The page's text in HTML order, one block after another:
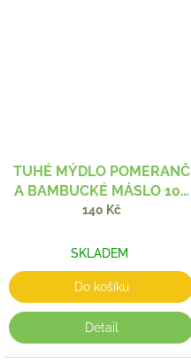
TUHÉ MÝDLO POMERANČ
A BAMBUCKÉ MÁSLO 100
G
140 Kč
SKLADEM
Do košíku
Detail